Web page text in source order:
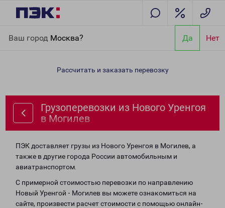
Ваш город Москва? Да Нет
Могилев
Рассчитать и заказать перевозку
Грузоперевозки из Нового Уренгоя
в Могилев
ПЭК доставляет грузы из Нового Уренгоя в Могилев, а
также в другие города России автомобильным и
авиатранспортом.
С примерной стоимостью перевозки по направлению
Новый Уренгой - Могилев вы можете ознакомиться на
сайте, произвести расчет стоимости с помощью онлайн-